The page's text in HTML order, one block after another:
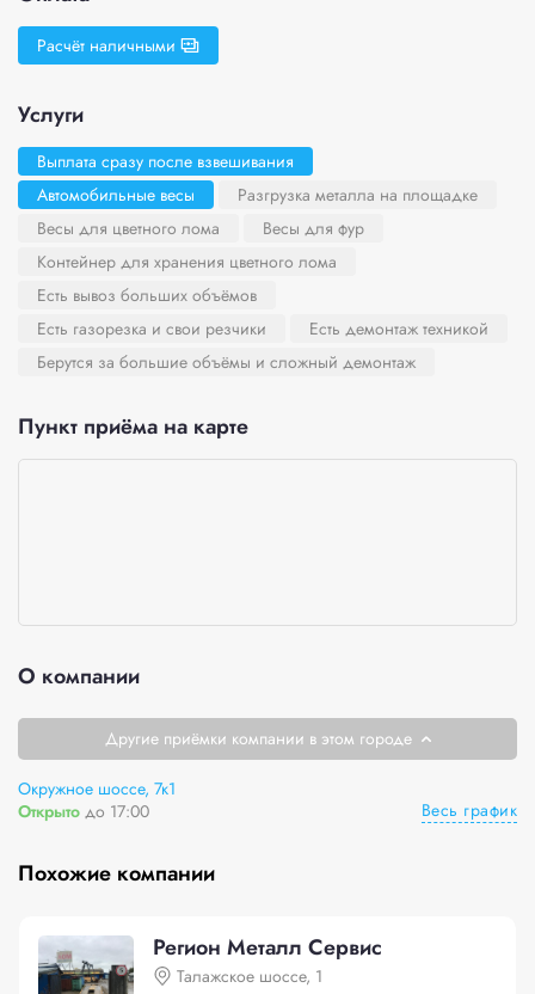
Расчёт наличными
Услуги
Выплата сразу после взвешивания
Автомобильные весы
Разгрузка металла на площадке
Весы для цветного лома
Весы для фур
Контейнер для хранения цветного лома
Есть вывоз больших объёмов
Есть газорезка и свои резчики
Есть демонтаж техникой
Берутся за большие объёмы и сложный демонтаж
Пункт приёма на карте
О компании
Другие приёмки компании в этом городе
Окружное шоссе, 7к1
Открыто до 17:00 Весь график
Похожие компании
Регион Металл Сервис
Талажское шоссе, 1